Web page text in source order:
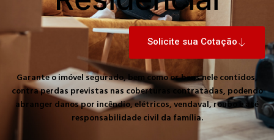
Solicite sua Cotação
Garante o imóvel segurado, bem como os bens nele contidos,
contra perdas previstas nas coberturas contratadas, podendo
abranger danos por incêndio, elétricos, vendaval, roubo e até
responsabilidade civil da família.